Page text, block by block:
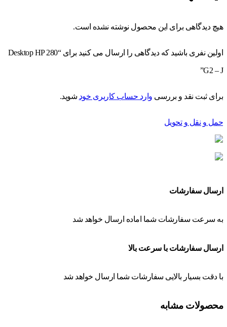
هیچ دیدگاهی برای این محصول نوشته نشده است.
اولین نفری باشید که دیدگاهی را ارسال می کنید برای “Desktop HP 280
G2 – J”
برای ثبت نقد و بررسی وارد حساب کاربری خود شوید.
حمل و نقل و تحویل
ارسال سفارشات
به سرعت سفارشات شما اماده ارسال خواهد شد
ارسال سفارشات با سرعت بالا
با دقت بسیار بالایی سفارشات شما ارسال خواهد شد
محصولات مشابه